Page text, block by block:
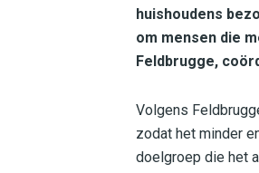
huishoudens
om mensen die
Feldbrugge,
Volgens
zodat het minder
doelgroep die het